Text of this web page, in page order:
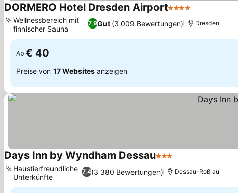
DORMERO Hotel Dresden Airport4 Sterne
7,9Gut (3 009 Bewertungen)
Wellnessbereich mit
finnischer Sauna
Dresden
Ab € 40
Preise von 17 Websites anzeigen
Days Inn by Wyndham Dessau3 Sterne
7,4(3 380 Bewertungen)
Haustierfreundliche
Unterkünfte
Dessau-Roßlau